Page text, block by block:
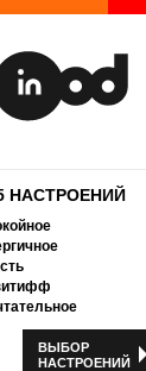
НАСТРОЕНИЙ
ВЫБОР
НАСТРОЕНИЙ